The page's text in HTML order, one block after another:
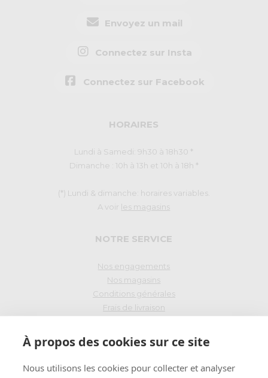
À propos des cookies sur ce site
Nous utilisons les cookies pour collecter et analyser
Envoyez un mail
Connectez sur Insta
Connectez sur Facebook
HORAIRES
Lundi à Samedi: 9h30 à 18h30 *
Dimanche : 10h à 13h et 10h à 18h *
(*) Lundi & dimanche: horaires variables.
A voir les magasins
NOTRE SERVICE
Nos engagements
Nos magasins
Conditions générales
Frais de livraison
PAIEMENT SÉCURISÉ